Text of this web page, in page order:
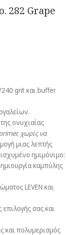
282 Grape
240 grit και buffer
ονυχιαίας
, χωρίς να
μιας λεπτής
ημιμόνιμο:
καμπύλης
LEVEN και
σας και
και πολυμερισμός